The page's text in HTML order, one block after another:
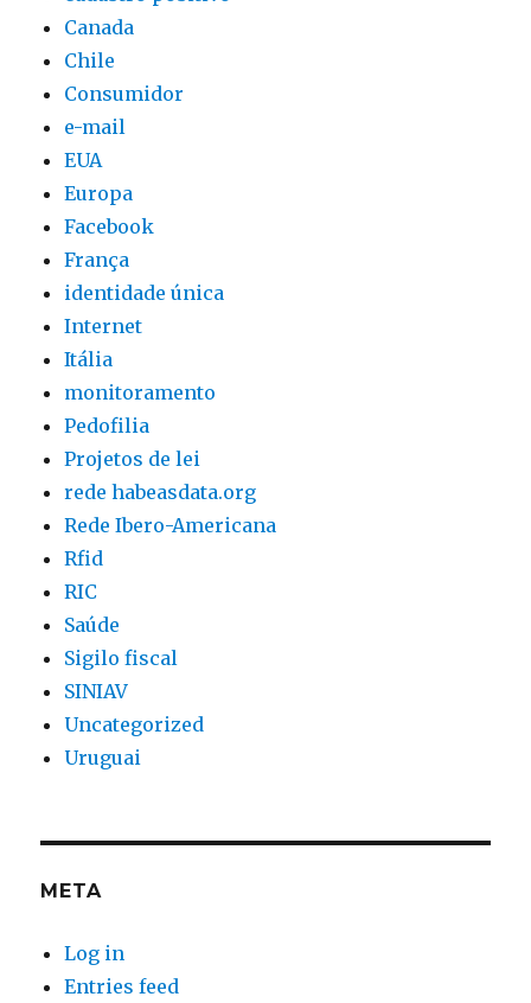
Canada
Chile
Consumidor
e-mail
EUA
Europa
Facebook
França
identidade única
Internet
Itália
monitoramento
Pedofilia
Projetos de lei
rede habeasdata.org
Rede Ibero-Americana
Rfid
RIC
Saúde
Sigilo fiscal
SINIAV
Uncategorized
Uruguai
META
Log in
Entries feed